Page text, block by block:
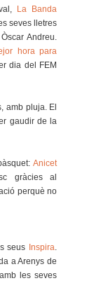
La Banda
seves lletres
Andreu.
hora para
dia del FEM
amb pluja. El
gaudir de la
Anicet
gràcies al
perquè no
seus Inspira
a Arenys de
les seves